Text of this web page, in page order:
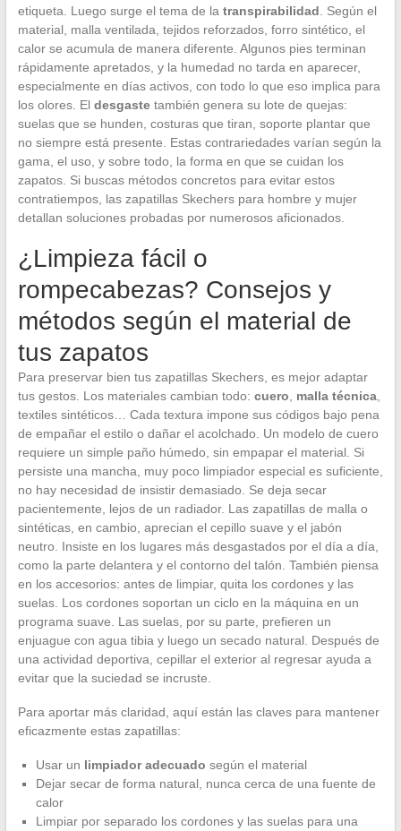
etiqueta. Luego surge el tema de la transpirabilidad . Según el
material, malla ventilada, tejidos reforzados, forro sintético, el
calor se acumula de manera diferente. Algunos pies terminan
rápidamente apretados, y la humedad no tarda en aparecer,
especialmente en días activos, con todo lo que eso implica para
los olores. El desgastetambién genera su lote de quejas:
suelas que se hunden, costuras que tiran, soporte plantar que
no siempre está presente. Estas contrariedades varían según la
gama, el uso, y sobre todo, la forma en que se cuidan los
zapatos. Si buscas métodos concretos para evitar estos
contratiempos, las zapatillas Skechers para hombre y mujer
detallan soluciones probadas por numerosos aficionados.
¿Limpieza fácil o
rompecabezas? Consejos y
métodos según el material de
tus zapatos
Para preservar bien tus zapatillas Skechers, es mejor adaptar
tus gestos. Los materiales cambian todo: cuero malla técnica,
textiles sintéticos… Cada textura impone sus códigos bajo pena
de empañar el estilo o dañar el acolchado. Un modelo de cuero
requiere un simple paño húmedo, sin empapar el material. Si
persiste una mancha, muy poco limpiador especial es suficiente,
no hay necesidad de insistir demasiado. Se deja secar
pacientemente, lejos de un radiador. Las zapatillas de malla o
sintéticas, en cambio, aprecian el cepillo suave y el jabón
neutro. Insiste en los lugares más desgastados por el día a día,
como la parte delantera y el contorno del talón. También piensa
en los accesorios: antes de limpiar, quita los cordones y las
suelas. Los cordones soportan un ciclo en la máquina en un
programa suave. Las suelas, por su parte, prefieren un
enjuague con agua tibia y luego un secado natural. Después de
una actividad deportiva, cepillar el exterior al regresar ayuda a
evitar que la suciedad se incruste.
Para aportar más claridad, aquí están las claves para mantener
eficazmente estas zapatillas:
Usar un limpiador adecuado según el material
Dejar secar de forma natural, nunca cerca de una fuente de
calor
Limpiar por separado los cordones y las suelas para una